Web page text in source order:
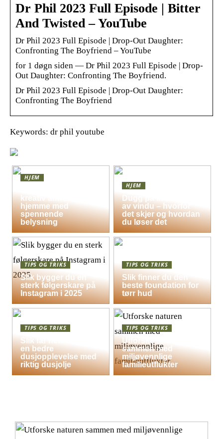
Dr Phil 2023 Full Episode | Bitter
And Twisted – YouTube
Dr Phil 2023 Full Episode | Drop-Out Daughter:
Confronting The Boyfriend – YouTube
for 1 døgn siden — Dr Phil 2023 Full Episode | Drop-
Out Daughter: Confronting The Boyfriend.
Dr Phil 2023 Full Episode | Drop-Out Daughter:
Confronting The Boyfriend
Keywords: dr phil youtube
HJEM
kreativ atmosfære
hjemme med
spennende
belysning
HJEM
Dugg på indersiden
av vindu – hvorfor
det skjer og hvordan
du løser det
TIPS OG TRIKS
Slik bygger du en
sterk følgerskare på
Instagram i 2025
TIPS OG TRIKS
Slik finner du den
beste foundation for
tørr hud
TIPS OG TRIKS
Slik får hele familien
en bedre
dusjopplevelse med
riktig dusjolje
TIPS OG TRIKS
Utforske naturen
sammen med
miljøvennlige
familieutflukter